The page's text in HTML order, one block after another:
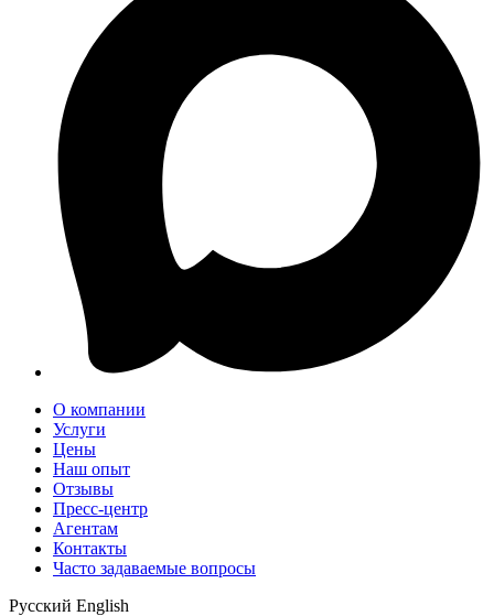
О компании
Услуги
Цены
Наш опыт
Отзывы
Пресс-центр
Агентам
Контакты
Часто задаваемые вопросы
Русский English